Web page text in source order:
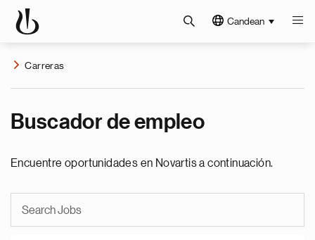
Candean
Carreras
Buscador de empleo
Encuentre oportunidades en Novartis a continuación.